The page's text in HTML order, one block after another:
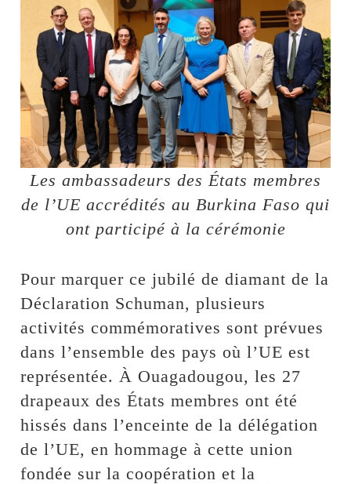
Les ambassadeurs des États membres
de l’UE accrédités au Burkina Faso qui
ont participé à la cérémonie
Pour marquer ce jubilé de diamant de la
Déclaration Schuman, plusieurs
activités commémoratives sont prévues
dans l’ensemble des pays où l’UE est
représentée. À Ouagadougou, les 27
drapeaux des États membres ont été
hissés dans l’enceinte de la délégation
de l’UE, en hommage à cette union
fondée sur la coopération et la